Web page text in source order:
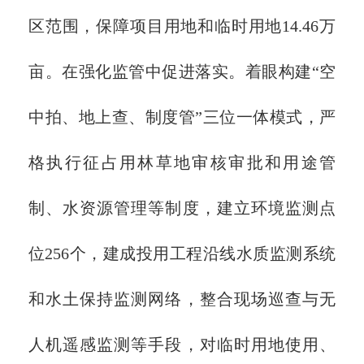
区范围，保障项目用地和临时用地14.46万
亩。在强化监管中促进落实。着眼构建“空
中拍、地上查、制度管”三位一体模式，严
格执行征占用林草地审核审批和用途管
制、水资源管理等制度，建立环境监测点
位256个，建成投用工程沿线水质监测系统
和水土保持监测网络，整合现场巡查与无
人机遥感监测等手段，对临时用地使用、